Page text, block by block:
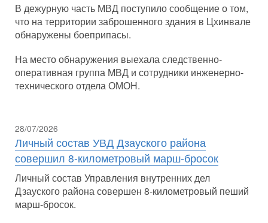
В дежурную часть МВД поступило сообщение о том,
что на территории заброшенного здания в Цхинвале
обнаружены боеприпасы.
На место обнаружения выехала следственно-
оперативная группа МВД и сотрудники инженерно-
технического отдела ОМОН.
28/07/2026
Личный состав УВД Дзауского района
совершил 8-километровый марш-бросок
Личный состав Управления внутренних дел
Дзауского района совершен 8-километровый пеший
марш-бросок.